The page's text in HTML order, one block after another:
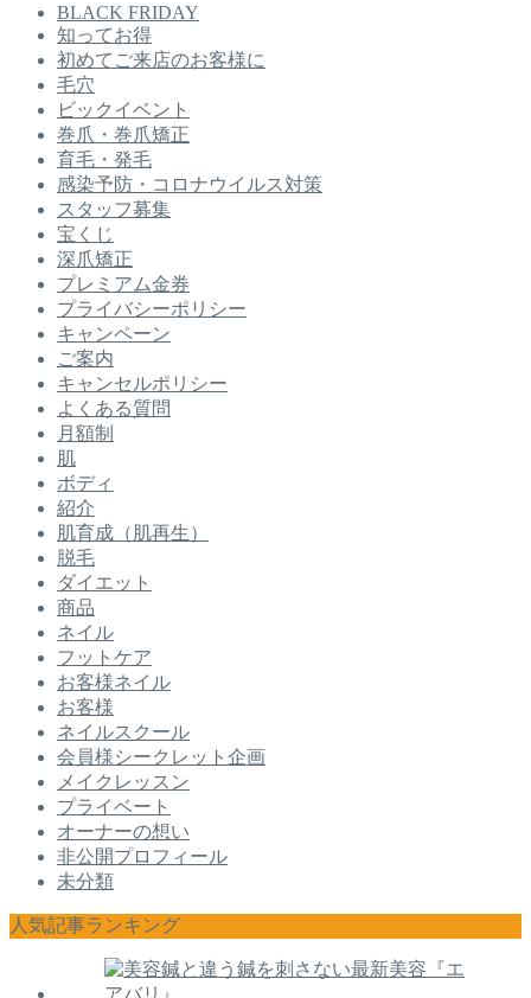
BLACK FRIDAY
知ってお得
初めてご来店のお客様に
毛穴
ビックイベント
巻爪・巻爪矯正
育毛・発毛
感染予防・コロナウイルス対策
スタッフ募集
宝くじ
深爪矯正
プレミアム金券
プライバシーポリシー
キャンペーン
ご案内
キャンセルポリシー
よくある質問
月額制
肌
ボディ
紹介
肌育成（肌再生）
脱毛
ダイエット
商品
ネイル
フットケア
お客様ネイル
お客様
ネイルスクール
会員様シークレット企画
メイクレッスン
プライベート
オーナーの想い
非公開プロフィール
未分類
人気記事ランキング